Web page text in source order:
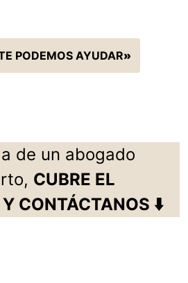
PODEMOS AYUDAR»
de un abogado
CUBRE EL
CONTÁCTANOS ⬇️